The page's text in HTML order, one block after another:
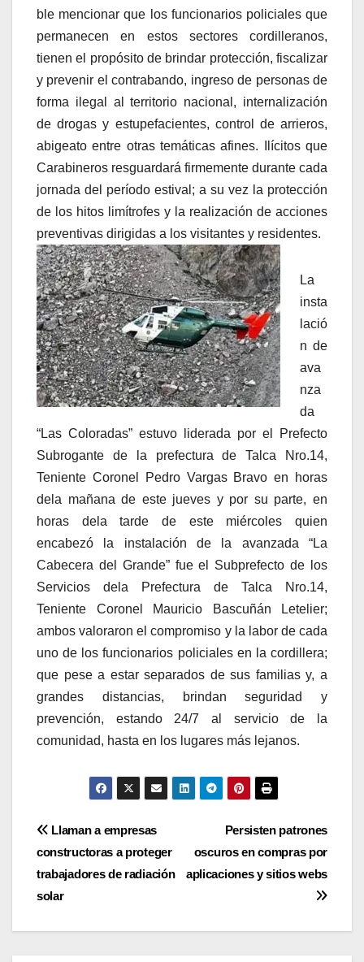
ble mencionar que los funcionarios policiales que
permanecen en estos sectores cordilleranos,
tienen el propósito de brindar protección, fiscalizar
y prevenir el contrabando, ingreso de personas de
forma ilegal al territorio nacional, internalización
de drogas y estupefacientes, control de arrieros,
abigeato entre otras temáticas afines. Ilícitos que
Carabineros resguardará firmemente durante cada
jornada del período estival; a su vez la protección
de los hitos limítrofes y la realización de acciones
preventivas dirigidas a los visitantes y residentes.
La
insta
lació
n de
ava
nza
da
“Las Coloradas” estuvo liderada por el Prefecto
Subrogante de la prefectura de Talca Nro.14,
Teniente Coronel Pedro Vargas Bravo en horas
dela mañana de este jueves y por su parte, en
horas dela tarde de este miércoles quien
encabezó la instalación de la avanzada “La
Cabecera del Grande” fue el Subprefecto de los
Servicios dela Prefectura de Talca Nro.14,
Teniente Coronel Mauricio Bascuñán Letelier;
ambos valoraron el compromiso y la labor de cada
uno de los funcionarios policiales en la cordillera;
que pese a estar separados de sus familias y, a
grandes distancias, brindan seguridad y
prevención, estando 24/7 al servicio de la
comunidad, hasta en los lugares más lejanos.
Navegación
de
entradas
Persisten patrones
oscuros en compras por
aplicaciones y sitios webs
Llaman a empresas
constructoras a proteger
trabajadores de radiación
solar